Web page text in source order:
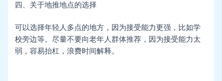
四、关于地推地点的选择
可以选择年轻人多点的地方，因为接受能力更强，比如学
校旁边等。尽量不要向老年人群体推荐，因为接受能力太
弱，容易抬杠，浪费时间解释。